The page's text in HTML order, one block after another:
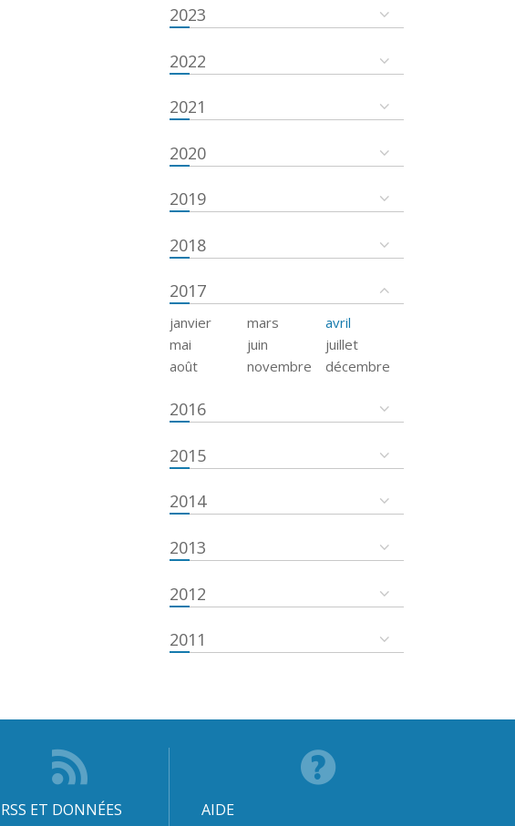
2023
2022
2021
2020
2019
2018
2017
janvier mars
avril
mai
juin
juillet
août
novembre décembre
2016
2015
2014
2013
2012
2011
RSS ET DONNÉES AIDE